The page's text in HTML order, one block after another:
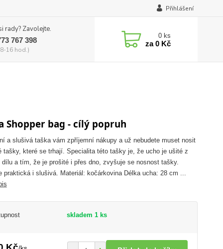
Přihlášení
rady? Zavolejte.
767 398
16 hod.)
0 ks
za0 Kč
Shopper bag - cílý popruh
a slušivá taška vám zpříjemní nákupy a už nebudete muset nosit
tašky, které se trhají. Specialita této tašky je, že ucho je ušité z
dílu a tím, že je prošité i přes dno, zvyšuje se nosnost tašky.
praktická i slušivá. Materiál: kočárkovina Délka ucha: 28 cm ...
skladem 1 ks